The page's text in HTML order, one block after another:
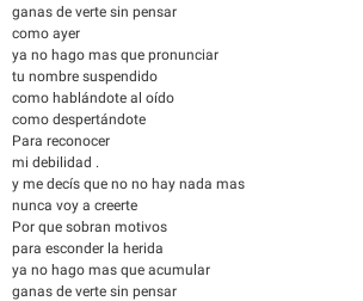
ganas de verte sin pensar
como ayer
ya no hago mas que pronunciar
tu nombre suspendido
como hablándote al oído
como despertándote
Para reconocer
mi debilidad .
y me decís que no no hay nada mas
nunca voy a creerte
Por que sobran motivos
para esconder la herida
ya no hago mas que acumular
ganas de verte sin pensar